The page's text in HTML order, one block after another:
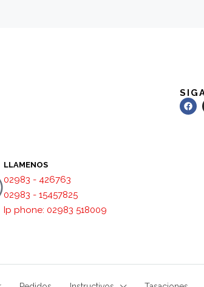
LLAMENOS
02983 - 426763
02983 - 15457825
Ip phone: 02983 518009